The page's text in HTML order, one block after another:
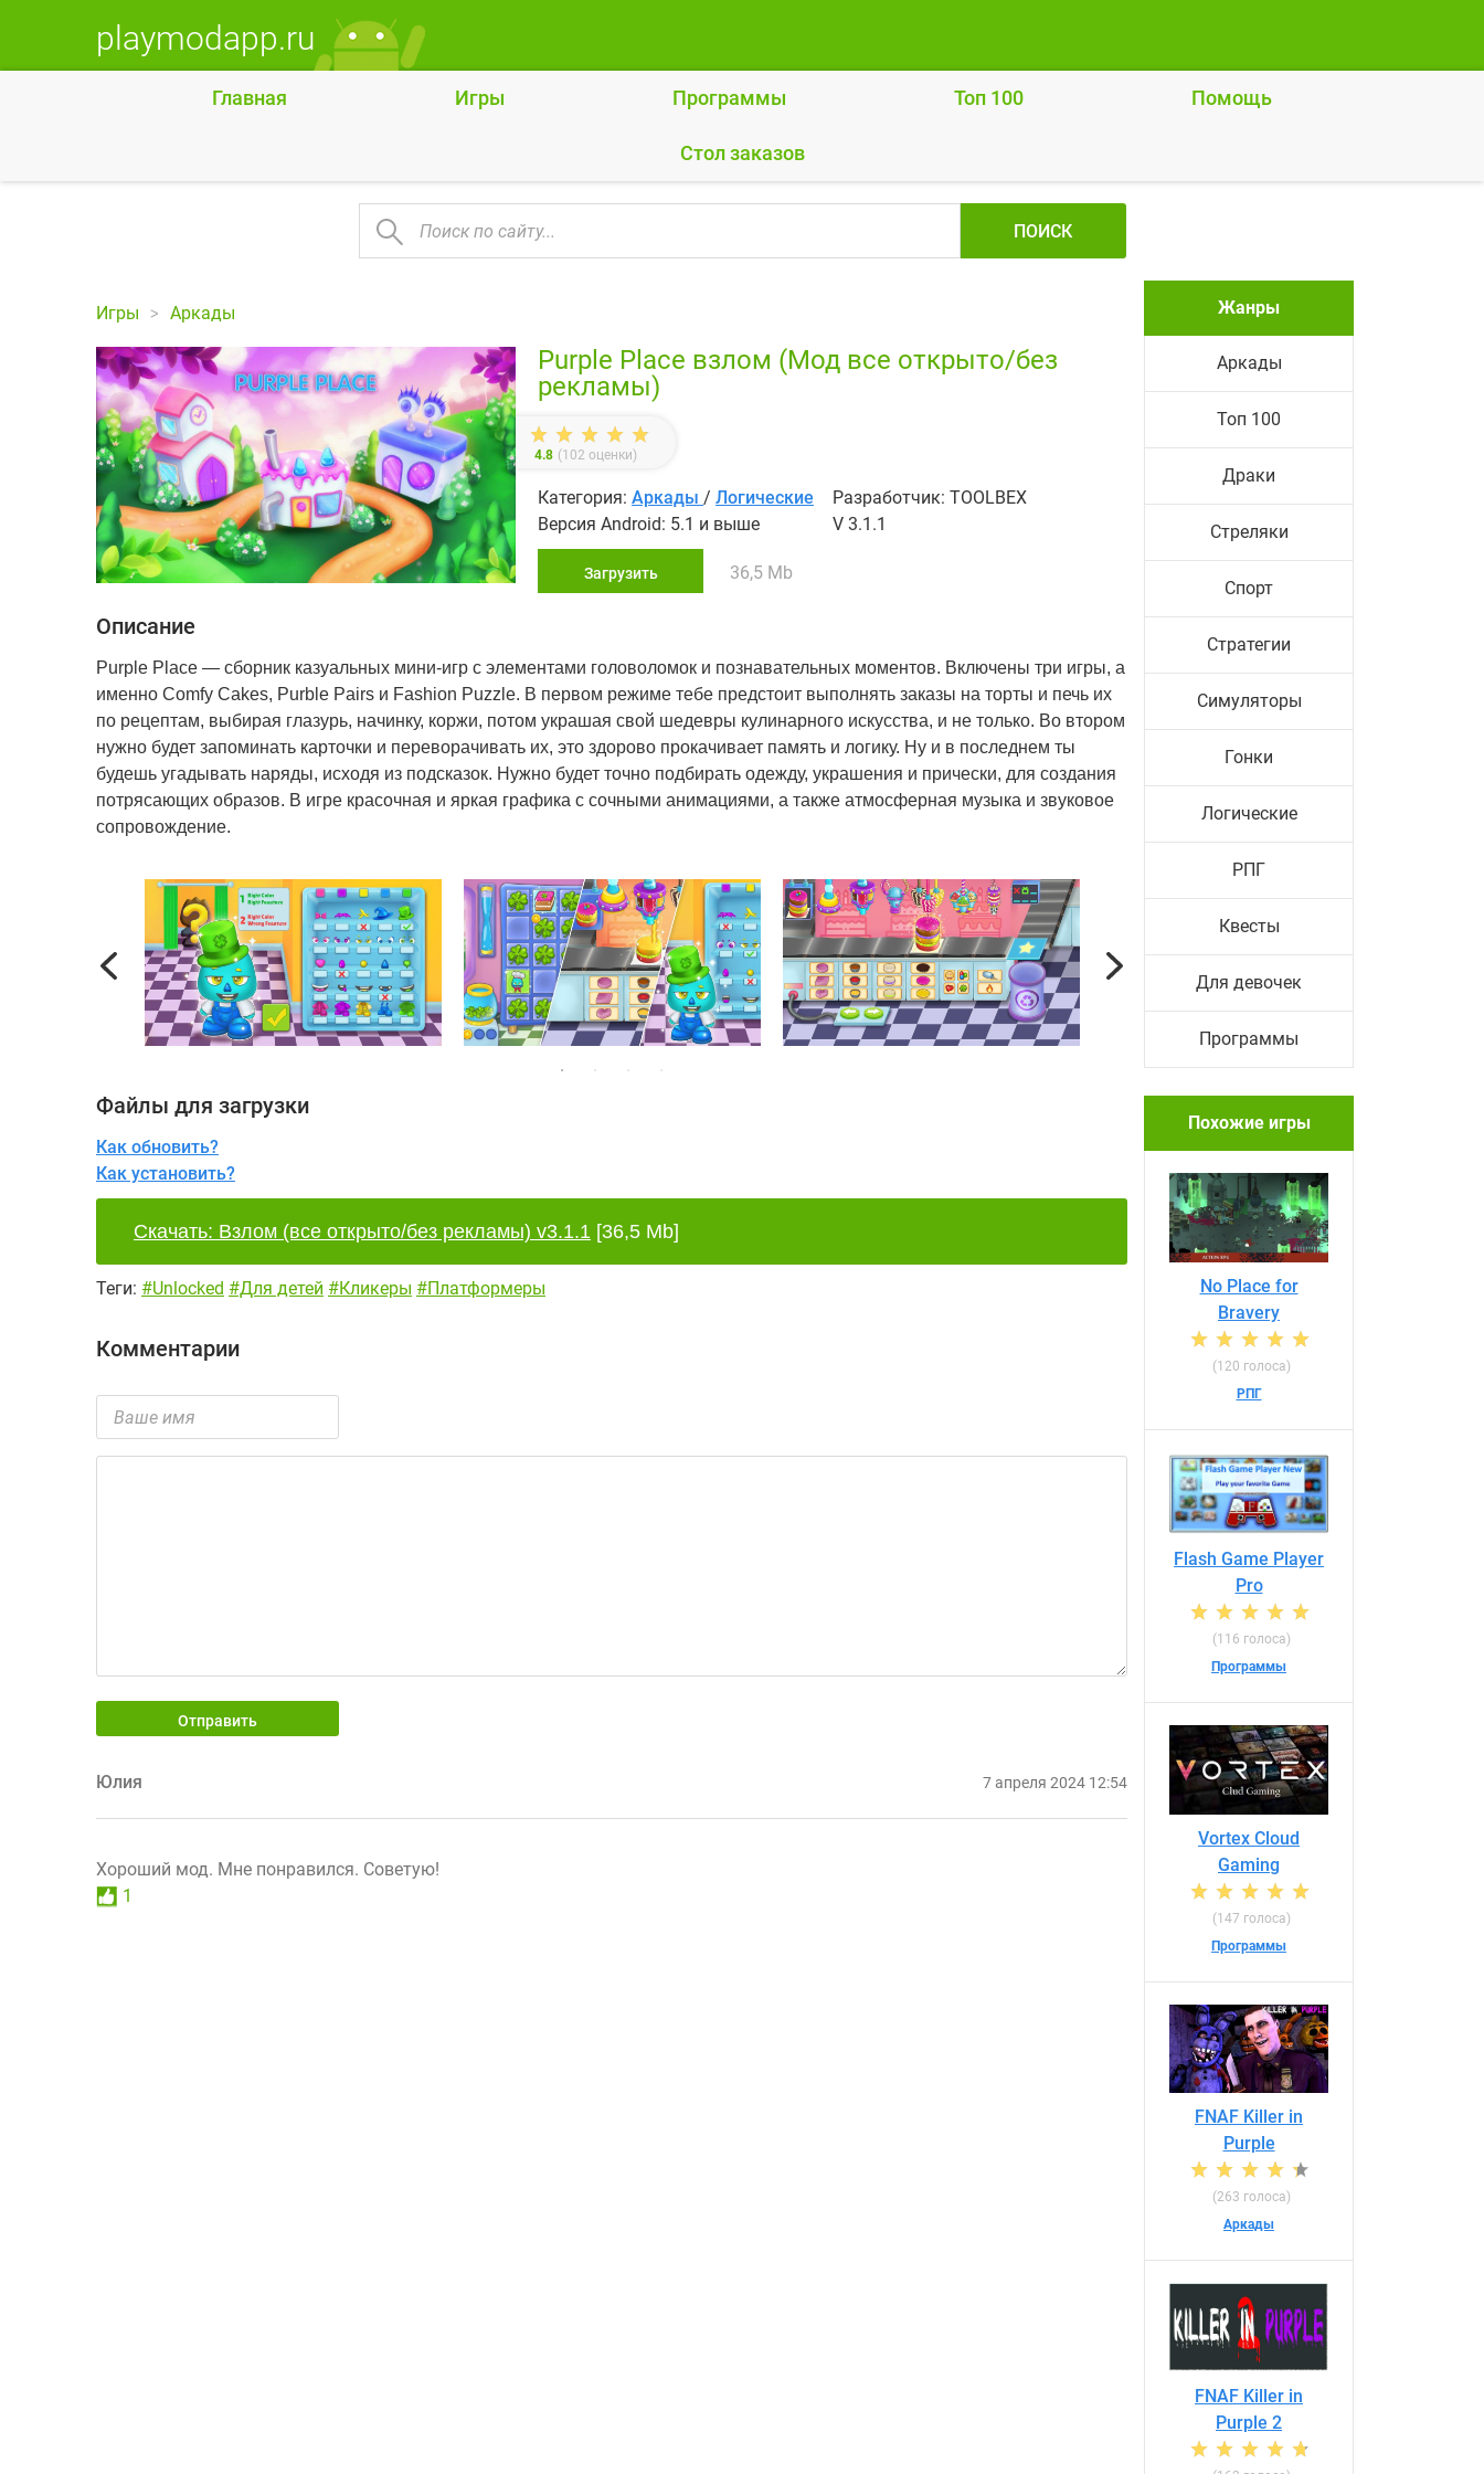
playmodapp.ru
Главная Игры Программы Топ 100 Помощь
Cтол заказов
ПОИСК
Игры Аркады
Purple Place взлом (Мод все открыто/без
рекламы)
4.8 (102 оценки)
Категория: Аркады / Логические
Разработчик: TOOLBEX
Версия Android: 5.1 и выше
V 3.1.1
Загрузить 36,5 Mb
Описание
Purple Place — сборник казуальных мини-игр с элементами головоломок и познавательных моментов. Включены три игры, а
именно Comfy Cakes, Purble Pairs и Fashion Puzzle. В первом режиме тебе предстоит выполнять заказы на торты и печь их
по рецептам, выбирая глазурь, начинку, коржи, потом украшая свой шедевры кулинарного искусства, и не только. Во втором
нужно будет запоминать карточки и переворачивать их, это здорово прокачивает память и логику. Ну и в последнем ты
будешь угадывать наряды, исходя из подсказок. Нужно будет точно подбирать одежду, украшения и прически, для создания
потрясающих образов. В игре красочная и яркая графика с сочными анимациями, а также атмосферная музыка и звуковое
сопровождение.
Previous Next
Файлы для загрузки
Как обновить?
Как установить?
Скачать: Взлом (все открыто/без рекламы) v3.1.1 [36,5 Mb]
Теги: #Unlocked #Для детей #Кликеры #Платформеры
Комментарии
Отправить
Юлия 7 апреля 2024 12:54
Хороший мод. Мне понравился. Советую!
1
Жанры
Аркады
Топ 100
Драки
Стреляки
Спорт
Стратегии
Симуляторы
Гонки
Логические
РПГ
Квесты
Для девочек
Программы
Похожие игры
No Place for
Bravery
(120 голоса)
РПГ
Flash Game Player
Pro
(116 голоса)
Программы
Vortex Cloud
Gaming
(147 голоса)
Программы
FNAF Killer in
Purple
(263 голоса)
Аркады
FNAF Killer in
Purple 2